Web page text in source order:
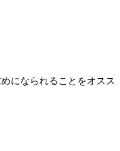
になられることをオスス